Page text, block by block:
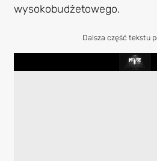
wysokobudżetowego.
Dalsza część tekstu
Play